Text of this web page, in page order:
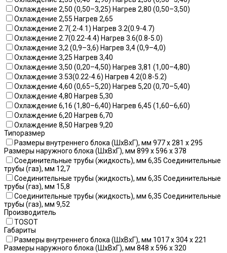
Охлаждение 2,50 (0,50–3,25) Нагрев 2,80 (0,50–3,50)
Охлаждение 2,55 Нагрев 2,65
Охлаждение 2.7(.2-4.1) Нагрев 3.2(0.9-4.7)
Охлаждение 2.7(0.22-4.4) Нагрев 3.6(0.8-5.0)
Охлаждение 3,2 (0,9–3,6) Нагрев 3,4 (0,9–4,0)
Охлаждение 3,25 Нагрев 3,40
Охлаждение 3,50 (0,20–4,50) Нагрев 3,81 (1,00–4,80)
Охлаждение 3.53(0.22-4.6) Нагрев 4.2(0.8-5.2)
Охлаждение 4,60 (0,65–5,20) Нагрев 5,20 (0,70–5,40)
Охлаждение 4,80 Нагрев 5,30
Охлаждение 6,16 (1,80–6,40) Нагрев 6,45 (1,60–6,60)
Охлаждение 6,20 Нагрев 6,70
Охлаждение 8,50 Нагрев 9,20
Типоразмер
Размеры внутреннего блока (ШхВхГ), мм 977 x 281 x 295
Размеры наружного блока (ШхВхГ), мм 899 x 596 x 378
Соединительные трубы (жидкость), мм 6,35 Соединительные
трубы (газ), мм 12,7
Соединительные трубы (жидкость), мм 6,35 Соединительные
трубы (газ), мм 15,8
Соединительные трубы (жидкость), мм 6,35 Соединительные
трубы (газ), мм 9,52
Производитель
TOSOT
Габариты
Размеры внутреннего блока (ШхВхГ), мм 1017 x 304 x 221
Размеры наружного блока (ШхВхГ), мм 848 x 596 x 320